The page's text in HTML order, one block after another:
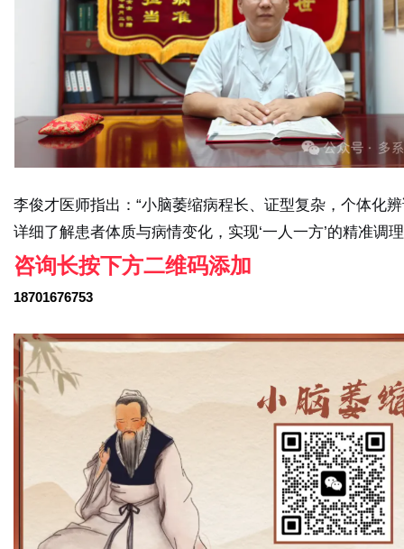
李俊才医师指出：“小脑萎缩病程长、证型复杂，个体化
详细了解患者体质与病情变化，实现‘一人一方’的精准调
咨询长按下方二维码添加
18701676753